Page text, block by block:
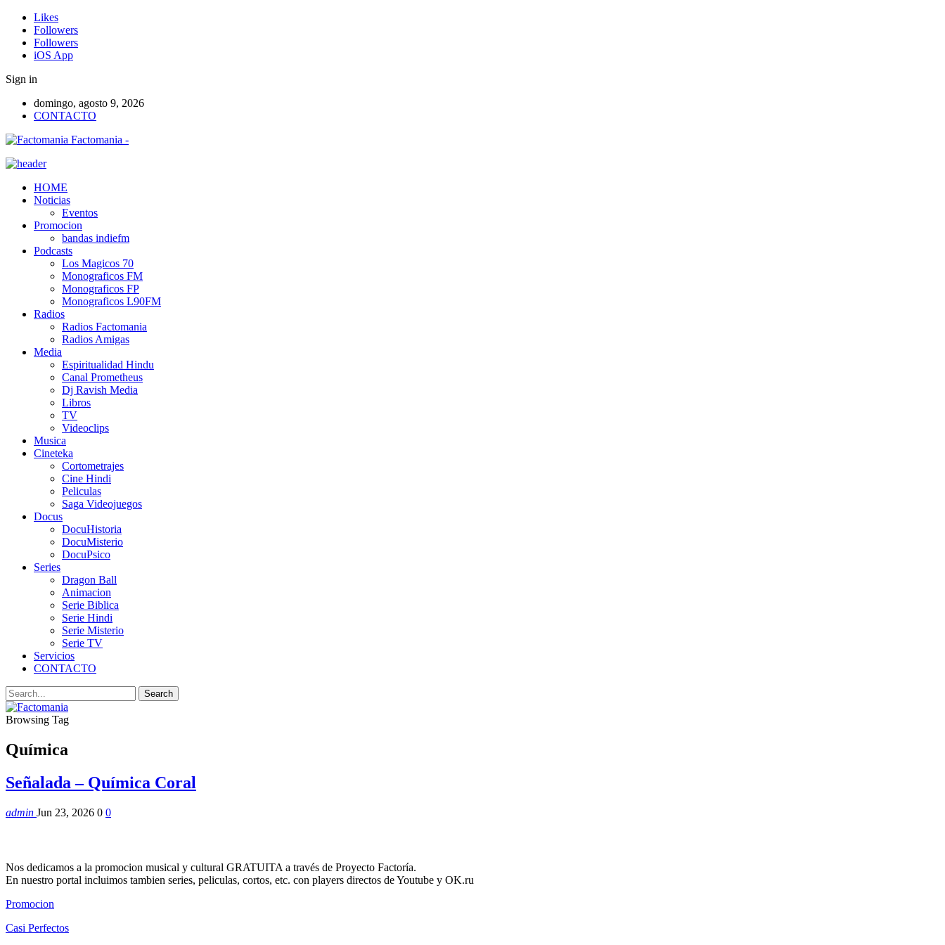
Likes
Followers
Followers
iOS App
Sign in
domingo, agosto 9, 2026
CONTACTO
Factomania -
HOME
Noticias
Eventos
Promocion
bandas indiefm
Podcasts
Los Magicos 70
Monograficos FM
Monograficos FP
Monograficos L90FM
Radios
Radios Factomania
Radios Amigas
Media
Espiritualidad Hindu
Canal Prometheus
Dj Ravish Media
Libros
TV
Videoclips
Musica
Cineteka
Cortometrajes
Cine Hindi
Peliculas
Saga Videojuegos
Docus
DocuHistoria
DocuMisterio
DocuPsico
Series
Dragon Ball
Animacion
Serie Biblica
Serie Hindi
Serie Misterio
Serie TV
Servicios
CONTACTO
Browsing Tag
Química
Señalada – Química Coral
admin Jun 23, 2026 0 0
Nos dedicamos a la promocion musical y cultural GRATUITA a través de Proyecto Factoría.
En nuestro portal incluimos tambien series, peliculas, cortos, etc. con players directos de Youtube y OK.ru
Promocion
Casi Perfectos